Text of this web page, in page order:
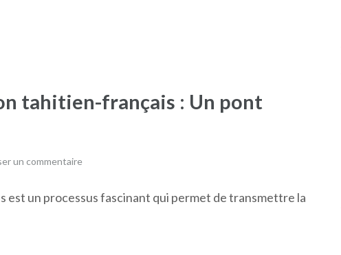
tahitien-français : Un pont
un commentaire
est un processus fascinant qui permet de transmettre la